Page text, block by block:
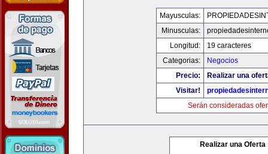
Mayusculas:
Minusculas:
Longitud:
19 caracteres
Categorias:
Negocios
Precio:
Realizar una
Visitar!
Serán consideradas
Realizar una Oferta